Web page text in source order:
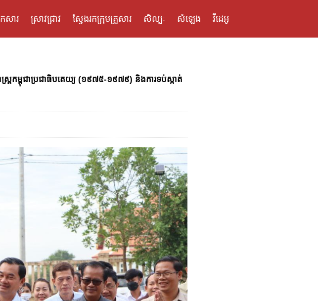
សារ ស្រាវជ្រាវ ស្វែងរកក្រុមគ្រួសារ សិល្បៈ សំឡេង វីដេអូ
ស្ត្រកម្ពុជាប្រជាធិបតេយ្យ (១៩៧៥-១៩៧៩) និងការទប់ស្កាត់